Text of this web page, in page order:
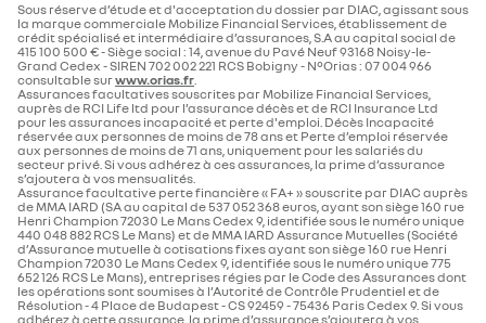
Sous réserve d’étude et d'acceptation du dossier par DIAC, agissant sous
la marque commerciale Mobilize Financial Services, établissement de
crédit spécialisé et intermédiaire d’assurances, S.A au capital social de
415 100 500 € - Siège social : 14, avenue du Pavé Neuf 93168 Noisy-le-
Grand Cedex - SIREN 702 002 221 RCS Bobigny - N°Orias : 07 004 966
consultable surwww.orias.fr.
Assurances facultatives souscrites par Mobilize Financial Services,
auprès de RCI Life ltd pour l’assurance décès et de RCI Insurance Ltd
pour les assurances incapacité et perte d'emploi. Décès Incapacité
réservée aux personnes de moins de 78 ans et Perte d’emploi réservée
aux personnes de moins de 71 ans, uniquement pour les salariés du
secteur privé. Si vous adhérez à ces assurances, la prime d’assurance
s’ajoutera à vos mensualités.
Assurance facultative perte financière « FA+ » souscrite par DIAC auprès
de MMA IARD (SA au capital de 537 052 368 euros, ayant son siège 160 rue
Henri Champion 72030 Le Mans Cedex 9, identifiée sous le numéro unique
440 048 882 RCS Le Mans) et de MMA IARD Assurance Mutuelles (Société
d’Assurance mutuelle à cotisations fixes ayant son siège 160 rue Henri
Champion 72030 Le Mans Cedex 9, identifiée sous le numéro unique 775
652 126 RCS Le Mans), entreprises régies par le Code des Assurances dont
les opérations sont soumises à l’Autorité de Contrôle Prudentiel et de
Résolution - 4 Place de Budapest - CS 92459 - 75436 Paris Cedex 9. Si vous
adhérez à cette assurance, la prime d’assurance s’ajoutera à vos